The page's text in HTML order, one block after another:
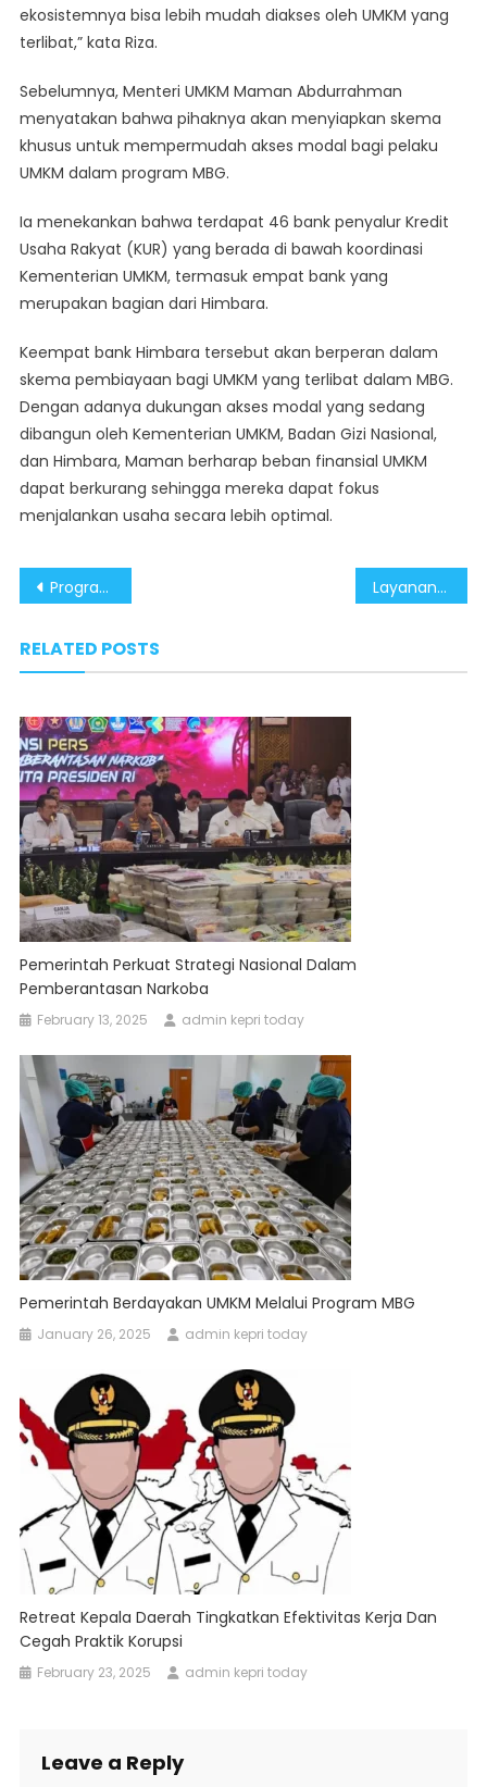
ekosistemnya bisa lebih mudah diakses oleh UMKM yang
terlibat,” kata Riza.
Sebelumnya, Menteri UMKM Maman Abdurrahman
menyatakan bahwa pihaknya akan menyiapkan skema
khusus untuk mempermudah akses modal bagi pelaku
UMKM dalam program MBG.
Ia menekankan bahwa terdapat 46 bank penyalur Kredit
Usaha Rakyat (KUR) yang berada di bawah koordinasi
Kementerian UMKM, termasuk empat bank yang
merupakan bagian dari Himbara.
Keempat bank Himbara tersebut akan berperan dalam
skema pembiayaan bagi UMKM yang terlibat dalam MBG.
Dengan adanya dukungan akses modal yang sedang
dibangun oleh Kementerian UMKM, Badan Gizi Nasional,
dan Himbara, Maman berharap beban finansial UMKM
dapat berkurang sehingga mereka dapat fokus
menjalankan usaha secara lebih optimal.
Post
Program Makan Bergizi Gratis Strategi Utama Percepat Penurunan Stunting Layanan Kesehatan Gratis Dibuka, Pemerintah Fokus pada Deteksi Dini Kesehatan Masyarakat
RELATED POSTS
Pemerintah Perkuat Strategi Nasional Dalam
Pemberantasan Narkoba
February 13, 2025 admin kepri today
Pemerintah Berdayakan UMKM Melalui Program MBG
January 26, 2025 admin kepri today
Retreat Kepala Daerah Tingkatkan Efektivitas Kerja Dan
Cegah Praktik Korupsi
February 23, 2025 admin kepri today
Leave a Reply